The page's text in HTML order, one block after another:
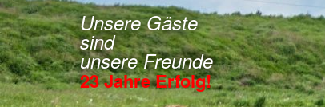
Unsere Gäste
sind
unsere Freunde
23 Jahre Erfolg!